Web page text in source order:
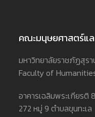
คณะมนุษยศาสตร์แ
มหาวิทยาลัยราชภัฏสุร
Faculty of
อาคารเฉลิมพระเกียรติ
272 หมู่ 9 ตำบลขุนทะเล